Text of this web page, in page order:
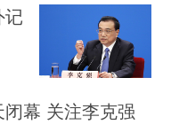
记
闭幕 关注李克强